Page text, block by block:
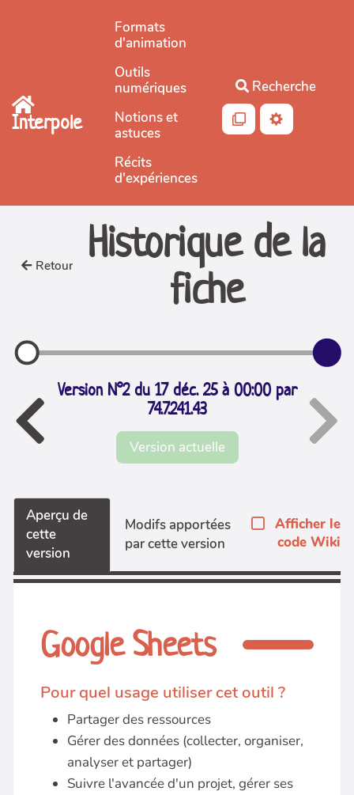
Aller au contenu principal
Interpole
Formats
d'animation
Outils
numériques
Notions et
astuces
Récits
d'expériences
Recherche
Retour
Historique de la
fiche
Version N°2 du 17 déc. 25 à 00:00 par
74.7.241.43
Version actuelle
Aperçu de
cette
version
Modifs apportées
par cette version
Afficher le
code Wiki
Google Sheets
Pour quel usage utiliser cet outil ?
Partager des ressources
Gérer des données (collecter, organiser,
analyser et partager)
Suivre l'avancée d'un projet, gérer ses